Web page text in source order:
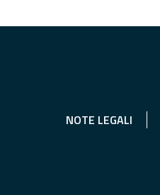
NOTE LEGALI